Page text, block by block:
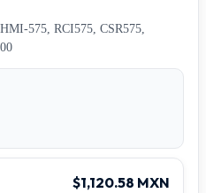
575, RCI575, CSR575,
$1,120.58 MXN